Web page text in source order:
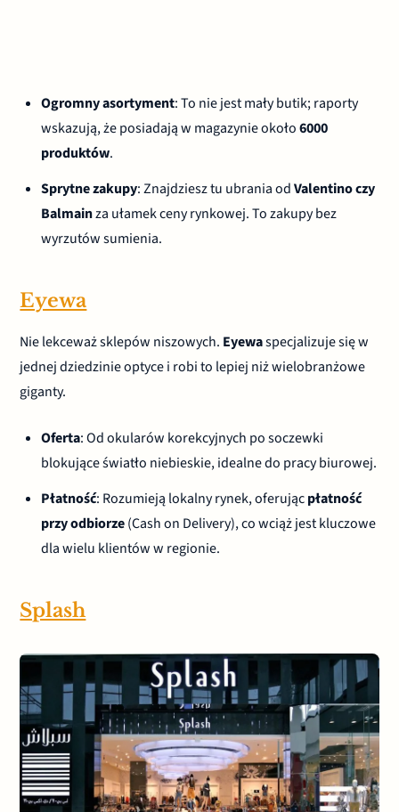
Ogromny asortyment: To nie jest mały butik; raporty
wskazują, że posiadają w magazynie około6000
produktów.
Sprytne zakupy: Znajdziesz tu ubrania odValentino czy
Balmainza ułamek ceny rynkowej. To zakupy bez
wyrzutów sumienia.
Eyewa
Nie lekceważ sklepów niszowych. Eyewaspecjalizuje się w
jednej dziedzinie optyce i robi to lepiej niż wielobranżowe
giganty.
Oferta: Od okularów korekcyjnych po soczewki
blokujące światło niebieskie, idealne do pracy biurowej.
Płatność: Rozumieją lokalny rynek, oferującpłatność
przy odbiorze(Cash on Delivery), co wciąż jest kluczowe
dla wielu klientów w regionie.
Splash